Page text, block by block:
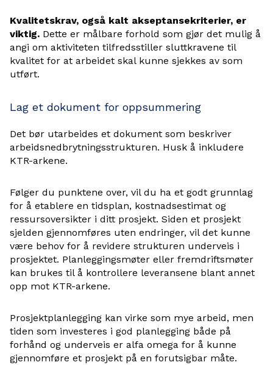
Kvalitetskrav, også kalt akseptansekriterier, er
viktig. Dette er målbare forhold som gjør det mulig å
angi om aktiviteten tilfredsstiller sluttkravene til
kvalitet for at arbeidet skal kunne sjekkes av som
utført.
Lag et dokument for oppsummering
Det bør utarbeides et dokument som beskriver
arbeidsnedbrytningsstrukturen. Husk å inkludere
KTR-arkene.
Følger du punktene over, vil du ha et godt grunnlag
for å etablere en tidsplan, kostnadsestimat og
ressursoversikter i ditt prosjekt. Siden et prosjekt
sjelden gjennomføres uten endringer, vil det kunne
være behov for å revidere strukturen underveis i
prosjektet. Planleggingsmøter eller fremdriftsmøter
kan brukes til å kontrollere leveransene blant annet
opp mot KTR-arkene.
Prosjektplanlegging kan virke som mye arbeid, men
tiden som investeres i god planlegging både på
forhånd og underveis er alfa omega for å kunne
gjennomføre et prosjekt på en forutsigbar måte.